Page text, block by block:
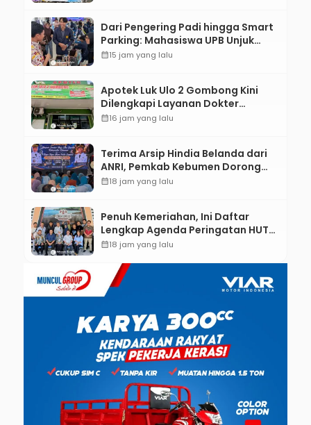
Dari Pengering Padi hingga Smart
Parking: Mahasiswa UPB Unjuk
Gigi Lewat Pameran CODEX 2
calendar_month15 jam yang lalu
Apotek Luk Ulo 2 Gombong Kini
Dilengkapi Layanan Dokter
Spesialis Anak
calendar_month16 jam yang lalu
Terima Arsip Hindia Belanda dari
ANRI, Pemkab Kebumen Dorong
Integrasi Sejarah, Geopark, dan
calendar_month18 jam yang lalu
Penuh Kemeriahan, Ini Daftar
Lengkap Agenda Peringatan HUT
ke-81 RI dan Hari Jadi ke-397
calendar_month18 jam yang lalu